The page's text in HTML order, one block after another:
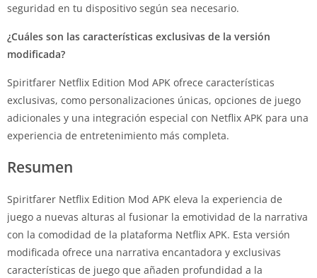
seguridad en tu dispositivo según sea necesario.
¿Cuáles son las características exclusivas de la versión
modificada?
Spiritfarer Netflix Edition Mod APK ofrece características
exclusivas, como personalizaciones únicas, opciones de juego
adicionales y una integración especial con Netflix APK para una
experiencia de entretenimiento más completa.
Resumen
Spiritfarer Netflix Edition Mod APK eleva la experiencia de
juego a nuevas alturas al fusionar la emotividad de la narrativa
con la comodidad de la plataforma Netflix APK. Esta versión
modificada ofrece una narrativa encantadora y exclusivas
características de juego que añaden profundidad a la